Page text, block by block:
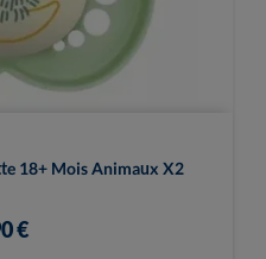
18+ Mois Animaux X2
€